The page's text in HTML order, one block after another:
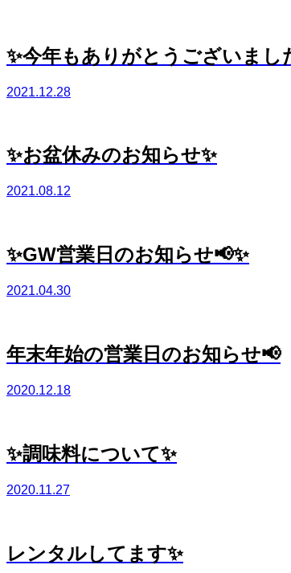
✨今年もありがとうございまし
2021.12.28
✨お盆休みのお知らせ✨
2021.08.12
✨GW営業日のお知らせ📢✨
2021.04.30
年末年始の営業日のお知らせ📢
2020.12.18
✨調味料について✨
2020.11.27
レンタルしてます✨